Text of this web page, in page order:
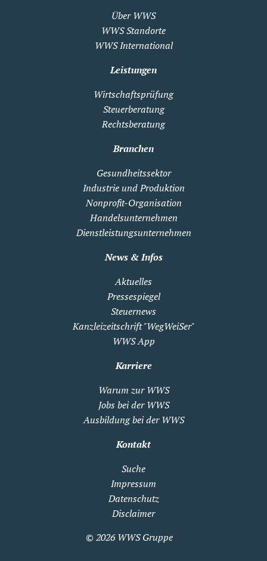
Über WWS
WWS Standorte
WWS International
Leistungen
Wirtschaftsprüfung
Steuerberatung
Rechtsberatung
Branchen
Gesundheitssektor
Industrie und Produktion
Nonprofit-Organisation
Handelsunternehmen
Dienstleistungsunternehmen
News & Infos
Aktuelles
Pressespiegel
Steuernews
Kanzleizeitschrift "WegWeiSer"
WWS App
Karriere
Warum zur WWS
Jobs bei der WWS
Ausbildung bei der WWS
Kontakt
Suche
Impressum
Datenschutz
Disclaimer
© 2026WWS Gruppe